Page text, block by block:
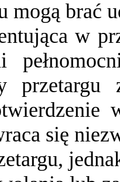
mogą brać
w
przetargu
się